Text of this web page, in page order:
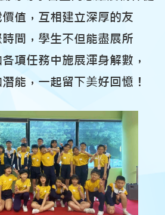
值，互相建立深厚的友
間，學生不但能盡展所
項任務中施展渾身解數，
能，一起留下美好回憶！